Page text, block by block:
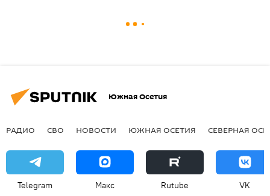
Южная Осетия
РАДИО СВО НОВОСТИ ЮЖНАЯ ОСЕТИЯ СЕВЕРНАЯ
Telegram Макс Rutube VK